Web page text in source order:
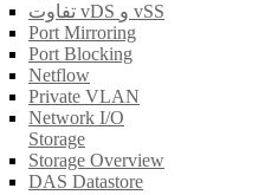
تفاوت vDS و vSS
Port Mirroring
Port Blocking
Netflow
Private VLAN
Network I/O
Storage
Storage Overview
DAS Datastore